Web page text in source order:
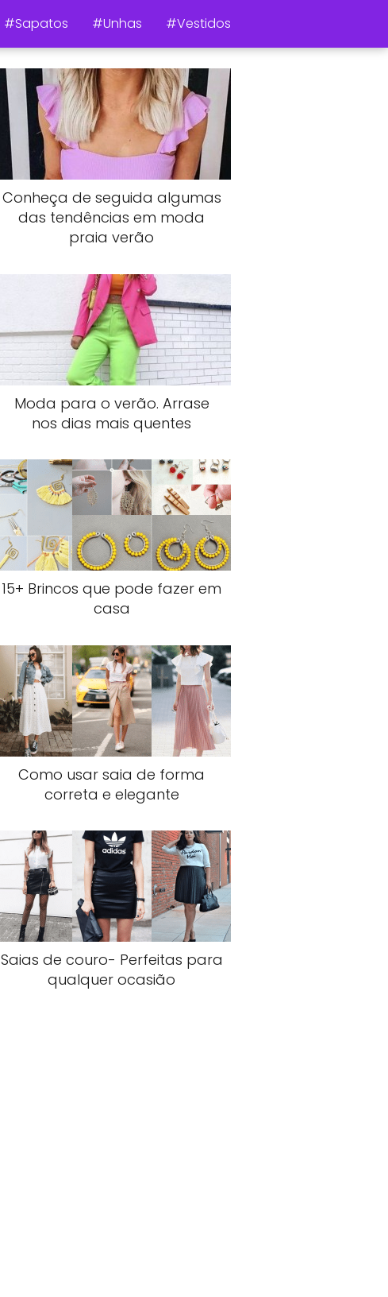
#Sapatos #Unhas #Vestidos
Conheça de seguida algumas
das tendências em moda
praia verão
Moda para o verão. Arrase
nos dias mais quentes
15+ Brincos que pode fazer em
casa
Como usar saia de forma
correta e elegante
Saias de couro- Perfeitas para
qualquer ocasião